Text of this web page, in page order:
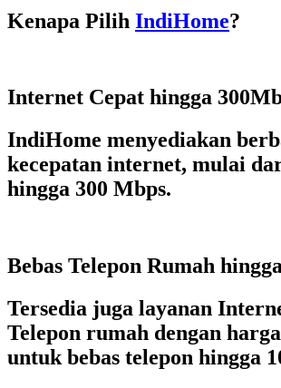
Kenapa Pilih IndiHome?
Internet Cepat hingga
IndiHome menyediakan
kecepatan internet, mulai
hingga 300 Mbps.
Bebas Telepon Rumah
Tersedia juga layanan
Telepon rumah dengan
untuk bebas telepon hingga